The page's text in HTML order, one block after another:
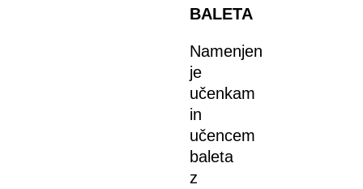
BALETA
Namenjen
je
učenkam
in
učencem
baleta
z